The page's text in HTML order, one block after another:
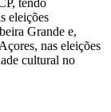
tendo
eleições
Grande e,
nas eleições
cultural no